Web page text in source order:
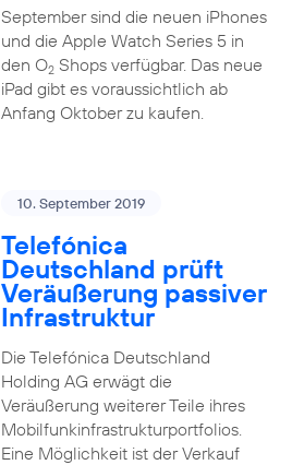
September sind die neuen iPhones
und die Apple Watch Series 5 in
den O2Shops verfügbar. Das neue
iPad gibt es voraussichtlich ab
Anfang Oktober zu kaufen.
10. September 2019
Telefónica
Deutschland prüft
Veräußerung passiver
Infrastruktur
Die Telefónica Deutschland
Holding AG erwägt die
Veräußerung weiterer Teile ihres
Mobilfunkinfrastrukturportfolios.
Eine Möglichkeit ist der Verkauf